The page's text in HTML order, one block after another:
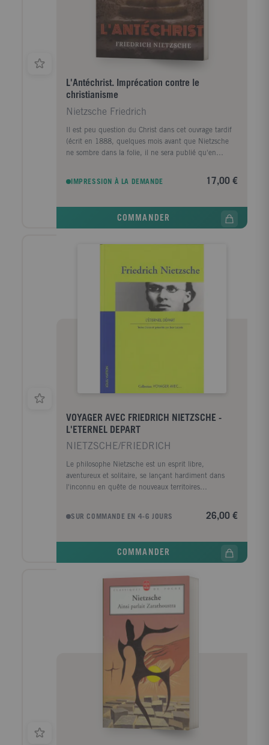
L'Antéchrist. Imprécation contre le
christianisme
Nietzsche Friedrich
Il est peu question du Christ dans cet ouvrage tardif
(écrit en 1888, quelques mois avant que Nietzsche
ne sombre dans la folie, il ne sera publié qu'en
fiction, Idéal négatif parce que nourri de la faiblesse
et du ressentiment, le christianisme désigne, pour
réfuter ; il faut aussi le combattre. D'où une
qui est chrétien, c'est la haine contre l'esprit, contre
l'esprit ; ce qui est chrétien, c'est la haine contre les
court". Livre injuste et méchant donc, qui veut être
un hymne à la belle humeur, à l'innocence et à la
grâce, au bonheur et à la plénitude
IMPRESSION À LA DEMANDE 17,00 €
COMMANDER
VOYAGER AVEC FRIEDRICH NIETZSCHE -
L'ETERNEL DEPART
NIETZSCHE/FRIEDRICH
Le philosophe Nietzsche est un esprit libre,
aventureux et solitaire, se lançant hardiment dans
l'inconnu en quête de nouveaux territoires
départ en départ son éternelle recherche d'un lieu
lesquelles l'existence lui semble intolérable. De son
où se jouent plusieurs moments-clés de sa vie, en
passant par la France, la Suisse, où il se sent un
certain temps "comme dans son élément", Jean
Lacoste suit Nietzsche dans son errance, souvent
douloureuse, vers un horizon toujours repoussé, où il
pourrait concilier la solitude de l'ermite et une société
cosmopolite, la lumière et l'ombre, la civilisation et la
nature sauvage. "Celui qui est parvenu, dans une
certaine mesure, à la liberté de la raison n'a pas le
droit de se sentir sur terre autrement qu'en voyageur",
écrit Nietzsche dans Humain, trop humain. Un
voyageur voué à "trouver son plaisir dans le
changement et le passage".
SUR COMMANDE EN 4-6 JOURS 26,00 €
COMMANDER